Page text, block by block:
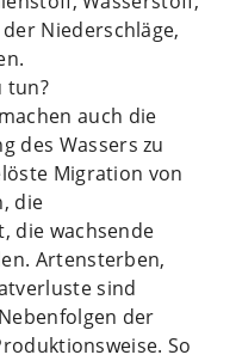
Niederschläge,
tun?
auch die
des Wassers zu
Migration von
die
die wachsende
Artensterben,
sind
der
So